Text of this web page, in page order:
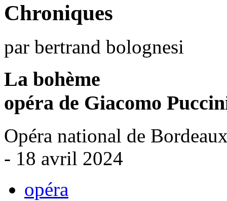
Chroniques
par bertrand bolognesi
La bohème
opéra de Giacomo
Opéra national de
- 18 avril 2024
opéra